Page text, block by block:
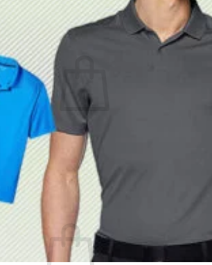
0₫ 0
có sản phẩm trong giỏ hàng.
Quay trở lại cửa hàng
Giỏ hàng